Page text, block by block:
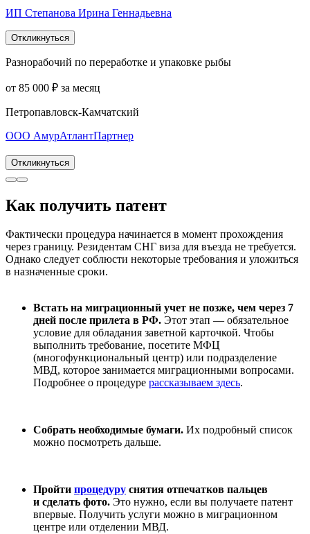
ИП Степанова Ирина Геннадьевна
Откликнуться
Разнорабочий по переработке и упаковке рыбы
от 85 000 ₽ за месяц
Петропавловск-Камчатский
ООО АмурАтлантПартнер
Откликнуться
Как получить патент
Фактически процедура начинается в момент прохождения
через границу. Резидентам СНГ виза для въезда не требуется.
Однако следует соблюсти некоторые требования и уложиться
в назначенные сроки.
Встать на миграционный учет не позже, чем через 7
дней после прилета в РФ. Этот этап — обязательное
условие для обладания заветной карточкой. Чтобы
выполнить требование, посетите МФЦ
(многофункциональный центр) или подразделение
МВД, которое занимается миграционными вопросами.
Подробнее о процедуре рассказываем здесь.
Собрать необходимые бумаги. Их подробный список
можно посмотреть дальше.
Пройти процедуру снятия отпечатков пальцев
и сделать фото. Это нужно, если вы получаете патент
впервые. Получить услуги можно в миграционном
центре или отделении МВД.